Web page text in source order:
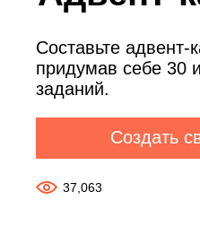
Составьте
придумав себе 30
заданий.
Создать
37,063